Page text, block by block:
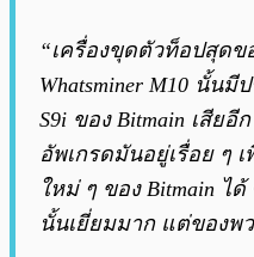
“เครื่องขุดตัวท็อปสุดข
Whatsminer M10 นั้น
S9i ของ Bitmain เสียอี
อัพเกรดมันอยู่เรื่อย ๆ
ใหม่ ๆ ของ Bitmain ไ
นั้นเยี่ยมมาก แต่ของพ